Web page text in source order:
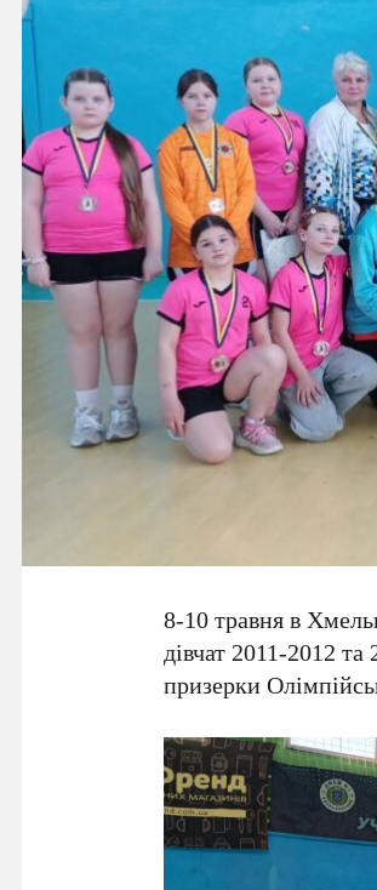
8-10 травня в
дівчат 2011-2012
призерки